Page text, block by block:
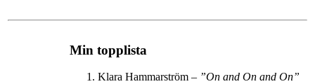
Min topplista
Klara Hammarström – ”On and On and On”